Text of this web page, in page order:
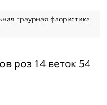
траурная флористика
роз 14 веток 54